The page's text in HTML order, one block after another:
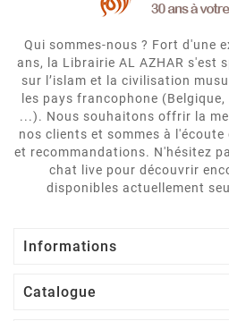
Qui sommes-nous ? Fort d'une
ans, la Librairie AL AZHAR s'est
sur l’islam et la civilisation
les pays francophone
...). Nous souhaitons offrir la
nos clients et sommes à
et recommandations. N'hésitez
chat live pour découvrir
disponibles actuellement
Informations
Catalogue